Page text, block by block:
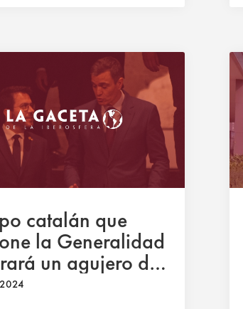
catalán que
la Generalidad
un agujero de
millones